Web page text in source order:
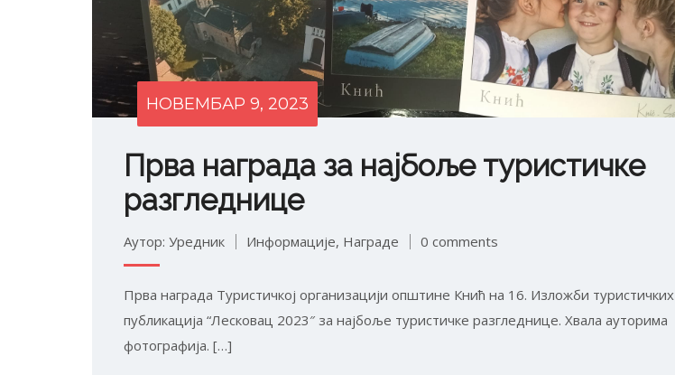
НОВЕМБАР 9, 2023
Прва награда за најбоље туристичке
разгледнице
Аутор: Уредник Информације, Награде 0 comments
Прва награда Туристичкој организацији општине Кнић на 16. Изложби туристичких
публикација “Лесковац 2023″ за најбоље туристичке разгледнице. Хвала ауторима
фотографиja. […]